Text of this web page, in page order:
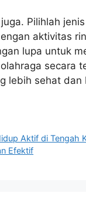
Pilihlah
aktivitas
lupa untuk
secara
lebih sehat dan
Aktif di Tengah
Efektif